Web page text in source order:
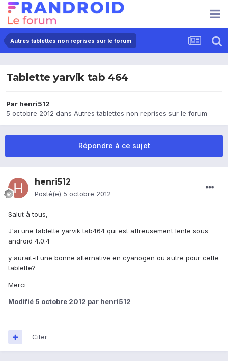
Autres tablettes non reprises sur le forum
Tablette yarvik tab 464
Par henri512
5 octobre 2012 dans Autres tablettes non reprises sur le forum
Répondre à ce sujet
henri512
Posté(e) 5 octobre 2012
Salut à tous,
J'ai une tablette yarvik tab464 qui est affreusement lente sous
android 4.0.4
y aurait-il une bonne alternative en cyanogen ou autre pour cette
tablette?
Merci
Modifié 5 octobre 2012 par henri512
Citer